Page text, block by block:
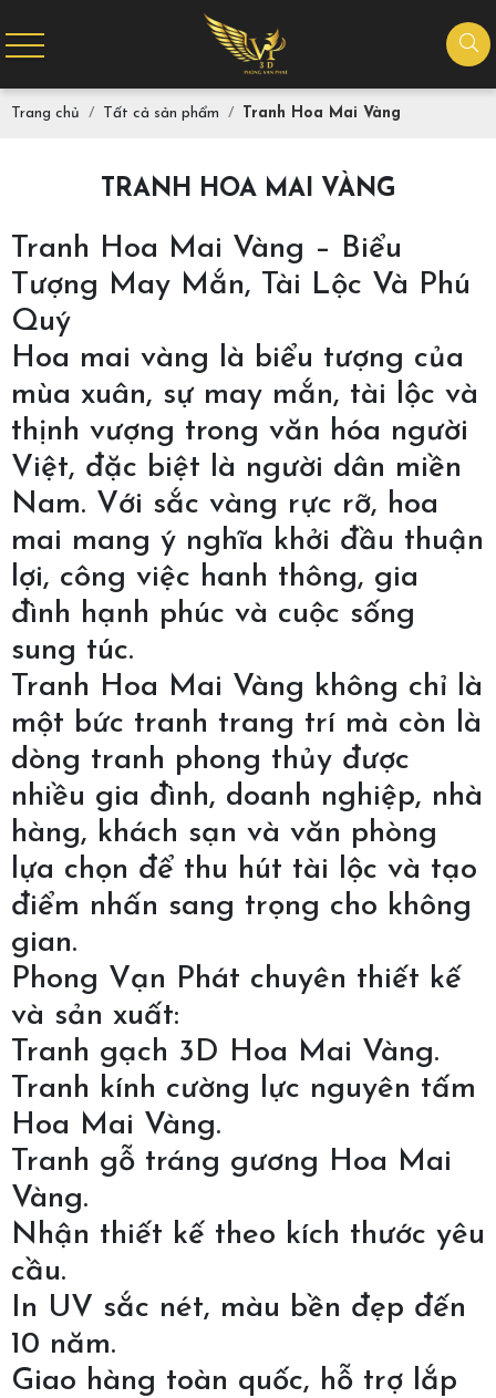
Trang chủ Tất cả sản phẩm Tranh Hoa Mai Vàng
TRANH HOA MAI VÀNG
Tranh Hoa Mai Vàng – Biểu
Tượng May Mắn, Tài Lộc Và Phú
Quý
Hoa mai vàng là biểu tượng của
mùa xuân, sự may mắn, tài lộc và
thịnh vượng trong văn hóa người
Việt, đặc biệt là người dân miền
Nam. Với sắc vàng rực rỡ, hoa
mai mang ý nghĩa khởi đầu thuận
lợi, công việc hanh thông, gia
đình hạnh phúc và cuộc sống
sung túc.
Tranh Hoa Mai Vàng không chỉ là
một bức tranh trang trí mà còn là
dòng tranh phong thủy được
nhiều gia đình, doanh nghiệp, nhà
hàng, khách sạn và văn phòng
lựa chọn để thu hút tài lộc và tạo
điểm nhấn sang trọng cho không
gian.
Phong Vạn Phát chuyên thiết kế
và sản xuất:
Tranh gạch 3D Hoa Mai Vàng.
Tranh kính cường lực nguyên tấm
Hoa Mai Vàng.
Tranh gỗ tráng gương Hoa Mai
Vàng.
Nhận thiết kế theo kích thước yêu
cầu.
In UV sắc nét, màu bền đẹp đến
10 năm.
Giao hàng toàn quốc, hỗ trợ lắp